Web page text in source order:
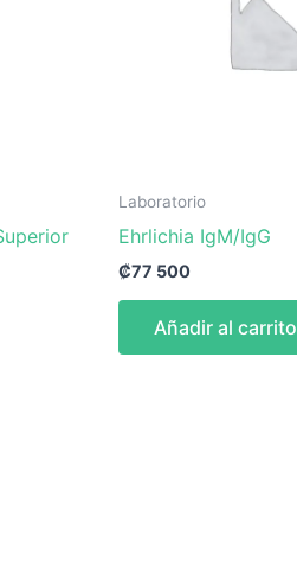
Laboratorio
Ehrlichia IgM/IgG
₡77 500
Añadir al carrito